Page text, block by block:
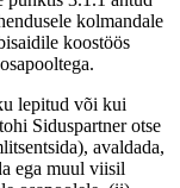
kolmandale
koostöös
lepitud või kui
Siduspartner otse
avaldada,
ega muul viisil